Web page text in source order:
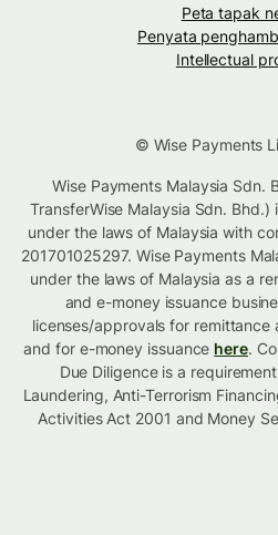
Peta tapak
Penyata
Intellectual
© Wise Payments
Wise Payments Malaysia Sdn.
TransferWise Malaysia Sdn.
under the laws of Malaysia with
201701025297. Wise Payments
under the laws of Malaysia as a
and e-money issuance
licenses/approvals for remittance
and for e-money issuance here.
Due Diligence is a
Laundering, Anti-Terrorism
Activities Act 2001 and Money